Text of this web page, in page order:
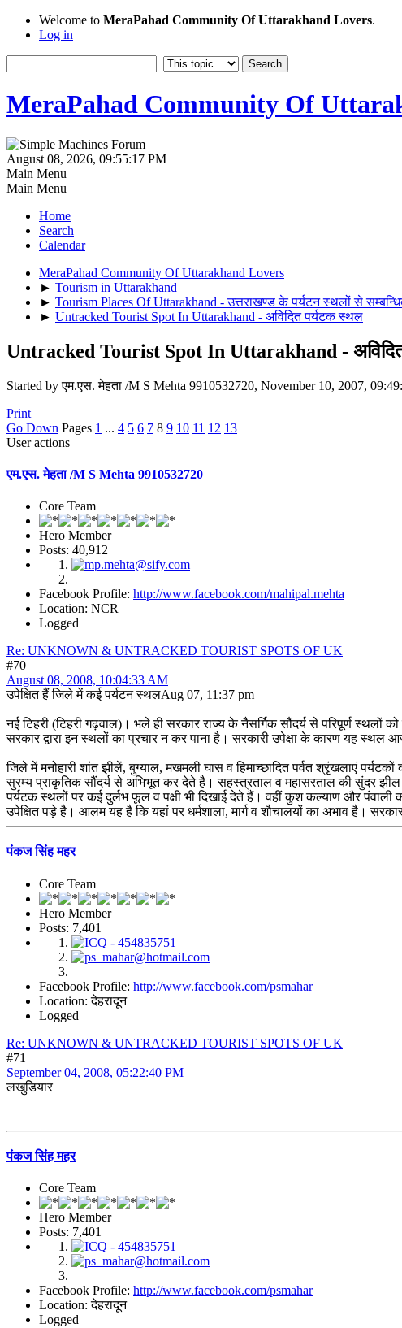
Welcome to MeraPahad Community Of Uttarakhand Lovers.
Log in
MeraPahad Community Of
August 08, 2026, 09:55:17 PM
Main Menu
Main Menu
Home
Search
Calendar
MeraPahad Community Of Uttarakhand Lovers
► Tourism in Uttarakhand
► Tourism Places Of Uttarakhand - उत्तराखण्ड के पर्यटन स्थलों से
► Untracked Tourist Spot In Uttarakhand - अविदित पर्यटक स्थल
Untracked Tourist Spot In Uttarakhand -
Started by एम.एस. मेहता /M S Mehta 9910532720, November 10, 2007,
Print
Go Down Pages 1 ... 4 5 6 7 8 9 10 11 12 13
User actions
एम.एस. मेहता /M S Mehta 9910532720
Core Team
Hero Member
Posts: 40,912
Facebook Profile: http://www.facebook.com/mahipal.mehta
Location: NCR
Logged
Re: UNKNOWN & UNTRACKED TOURIST SPOTS OF UK
#70
August 08, 2008, 10:04:33 AM
उपेक्षित हैं जिले में कई पर्यटन स्थलAug 07, 11:37 pm
नई टिहरी (टिहरी गढ़वाल)। भले ही सरकार राज्य के नैसर्गिक सौंदर्य से परिपूर्ण
सरकार द्वारा इन स्थलों का प्रचार न कर पाना है। सरकारी उपेक्षा के कारण यह स्थल
जिले में मनोहारी शांत झीलें, बुग्याल, मखमली घास व हिमाच्छादित पर्वत श्रृंखलाएं
सुरम्य प्राकृतिक सौंदर्य से अभिभूत कर देते है। सहस्त्रताल व महासरताल की सुंदर
पर्यटक स्थलों पर कई दुर्लभ फूल व पक्षी भी दिखाई देते हैं। वहीं कुश कल्याण और
उपेक्षित पड़े है। आलम यह है कि यहां पर धर्मशाला, मार्ग व शौचालयों का अभाव है।
पंकज सिंह महर
Core Team
Hero Member
Posts: 7,401
Facebook Profile: http://www.facebook.com/psmahar
Location: देहरादून
Logged
Re: UNKNOWN & UNTRACKED TOURIST SPOTS OF UK
#71
September 04, 2008, 05:22:40 PM
लखुडियार
पंकज सिंह महर
Core Team
Hero Member
Posts: 7,401
Facebook Profile: http://www.facebook.com/psmahar
Location: देहरादून
Logged